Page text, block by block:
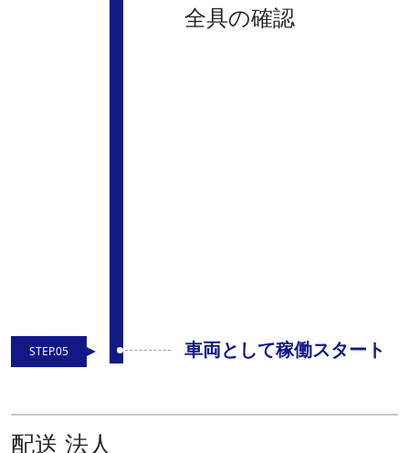
全具の確認
STEP.05 車両として稼働スタート
配送 法人